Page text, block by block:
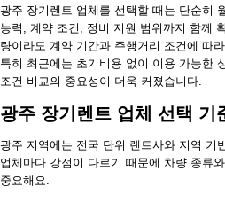
광주 장기렌트 업체를 선택할 때는 단순히
능력, 계약 조건, 정비 지원 범위까지 함께
량이라도 계약 기간과 주행거리 조건에 따
특히 최근에는 초기비용 없이 이용 가능한
조건 비교의 중요성이 더욱 커졌습니다.
광주 장기렌트 업체 선택 기
광주 지역에는 전국 단위 렌트사와 지역 기
업체마다 강점이 다르기 때문에 차량 종류
중요해요.